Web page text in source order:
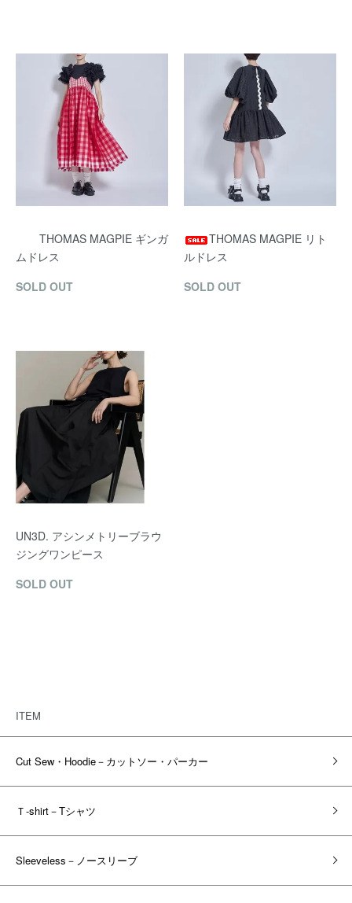
THOMAS MAGPIE ギンガ
ムドレス
SOLD OUT
THOMAS MAGPIE リト
ルドレス
SOLD OUT
UN3D. アシンメトリーブラウ
ジングワンピース
SOLD OUT
ITEM
Cut Sew・Hoodie－カットソー・パーカー
Ｔ-shirt－Tシャツ
Sleeveless－ノースリーブ